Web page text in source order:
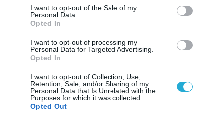
consent section.
I want to opt-out of the Sale of my
Personal Data.
Opted In
I want to opt-out of processing my
Personal Data for Targeted Advertising.
Opted In
I want to opt-out of Collection, Use,
Retention, Sale, and/or Sharing of my
Personal Data that Is Unrelated with the
Purposes for which it was collected.
Opted Out
31.07.2026 15:05
Το σύμπτωμα που εμφανίζεται τη νύχτα
και μπορεί να προειδοποιεί για
καρδιοπάθεια